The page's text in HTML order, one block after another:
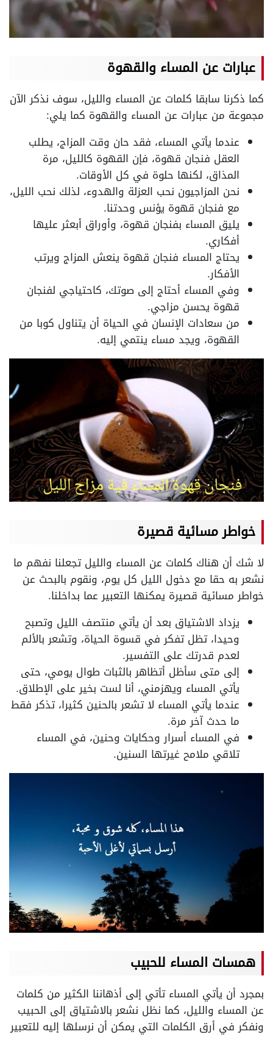
عبارات عن المساء والقهوة
كما ذكرنا سابقا كلمات عن المساء والليل، سوف نذكر الآن
مجموعة من عبارات عن المساء والقهوة كما يلي:
عندما يأتي المساء، فقد حان وقت المزاج، يطلب
العقل فنجان قهوة، فإن القهوة كالليل، مرة
المذاق، لكنها حلوة في كل الأوقات.
نحن المزاجيون نحب العزلة والهدوء، لذلك نحب الليل،
مع فنجان قهوة يؤنس وحدتنا.
يليق المساء بفنجان قهوة، وأوراق أبعثر عليها
أفكاري.
يحتاج المساء فنجان قهوة ينعش المزاج ويرتب
الأفكار.
وفي المساء أحتاج إلى صوتك، كاحتياجي لفنجان
قهوة يحسن مزاجي.
من سعادات الإنسان في الحياة أن يتناول كوبا من
القهوة، ويجد مساء ينتمي إليه.
خواطر مسائية قصيرة
لا شك أن هناك كلمات عن المساء والليل تجعلنا نفهم ما
نشعر به حقا مع دخول الليل كل يوم، ونقوم بالبحث عن
خواطر مسائية قصيرة يمكنها التعبير عما بداخلنا.
يزداد الاشتياق بعد أن يأتي منتصف الليل وتصبح
وحيدا، تظل تفكر في قسوة الحياة، وتشعر بالألم
لعدم قدرتك على التفسير.
إلى متى سأظل أتظاهر بالثبات طوال يومي، حتى
يأتي المساء ويهزمني، أنا لست بخير على الإطلاق.
عندما يأتي المساء لا تشعر بالحنين كثيرا، تذكر فقط
ما حدث آخر مرة.
في المساء أسرار وحكايات وحنين، في المساء
تلاقي ملامح غيرتها السنين.
همسات المساء للحبيب
بمجرد أن يأتي المساء تأتي إلى أذهاننا الكثير من كلمات
عن المساء والليل، كما نظل نشعر بالاشتياق إلى الحبيب
ونفكر في أرق الكلمات التي يمكن أن نرسلها إليه للتعبير